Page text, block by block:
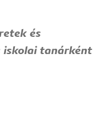
és
iskolai tanárként